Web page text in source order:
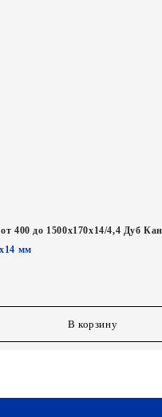
400 до 1500х170х14/4,4 Дуб
мм
В корзину